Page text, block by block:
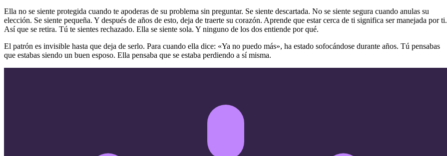
Ella no se siente protegida cuando te apoderas de su problema sin preguntar. Se siente descartada. No se siente segura cuando anulas su
elección. Se siente pequeña. Y después de años de esto, deja de traerte su corazón. Aprende que estar cerca de ti significa ser manejada por ti.
Así que se retira. Tú te sientes rechazado. Ella se siente sola. Y ninguno de los dos entiende por qué.
El patrón es invisible hasta que deja de serlo. Para cuando ella dice: «Ya no puedo más», ha estado sofocándose durante años. Tú pensabas
que estabas siendo un buen esposo. Ella pensaba que se estaba perdiendo a sí misma.